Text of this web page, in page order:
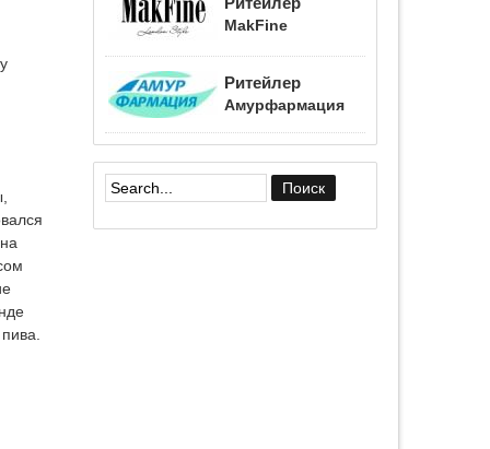
MakFine
Ритейлер
Амурфармация
Форма поиска